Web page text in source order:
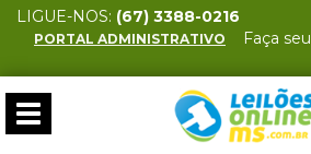
LIGUE-NOS: (67) 3388-0216
PORTAL ADMINISTRATIVO Faça seu
Toggle
navigation